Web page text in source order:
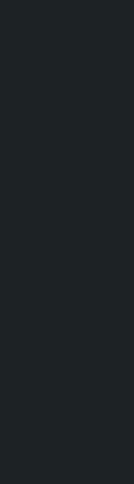
‘गौंथली’ बन्यो
शेखरले अस्वीकार
‘करदाता